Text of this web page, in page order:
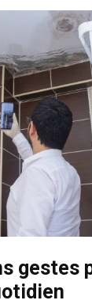
gestes